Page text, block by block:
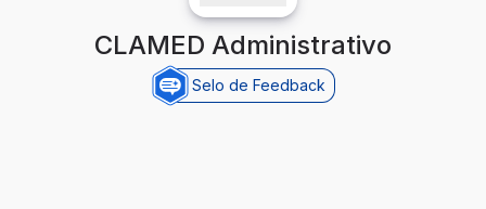
CLAMED Administrativo
Selo de Feedback